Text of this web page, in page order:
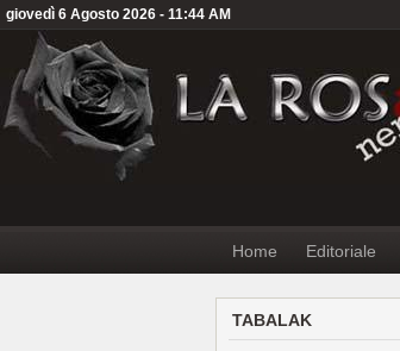
giovedì 6 Agosto 2026 - 11:44 AM
Home Editoriale
TABALAK